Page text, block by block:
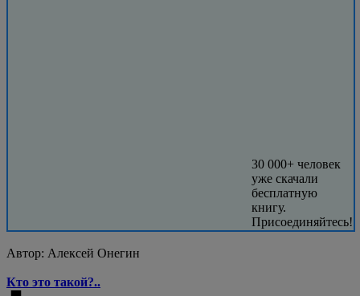
30 000+ человек
уже скачали
бесплатную
книгу.
Присоединяйтесь!
Автор: Алексей Онегин
Кто это такой?..